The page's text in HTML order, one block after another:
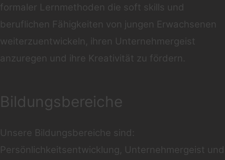
formaler Lernmethoden die soft skills und
beruflichen Fähigkeiten von jungen Erwachsenen
weiterzuentwickeln, ihren Unternehmergeist
anzuregen und ihre Kreativität zu fördern.
Bildungsbereiche
Unsere Bildungsbereiche sind:
Persönlichkeitsentwicklung, Unternehmergeist und